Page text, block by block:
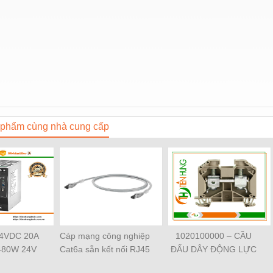
cùng nhà cung cấp
20A
24V
Cáp mạng công nghiệp
Cat6a sẵn kết nối RJ45
1020100000 – CẦU
ĐẤU DÂY ĐỘNG LỰC